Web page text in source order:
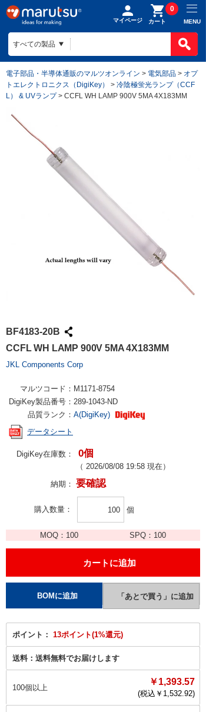
マイページ カート
0
MENU
電子部品・半導体通販のマルツオンライン > 電気部品 > オプ
トエレクトロニクス（DigiKey）
> 冷陰極蛍光ランプ（CCF
L） & UVランプ> CCFL WH LAMP 900V 5MA 4X183MM
BF4183-20B
CCFL WH LAMP 900V 5MA 4X183MM
JKL Components Corp
マルツコード： M1171-8754
DigiKey製品番号： 289-1043-ND
品質ランク： A(DigiKey)
データシート
DigiKey在庫数： 0個
（ 2026/08/08 19:58 現在）
納期： 要確認
購入数量 個
MOQ： 100 SPQ： 100
ポイント： 13ポイント(1%還元)
送料： 送料無料でお届けします
100個以上
￥1,393.57
(税込￥ 1,532.92)